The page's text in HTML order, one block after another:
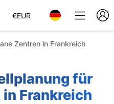
€EUR
Zentren in Frankreich
für
Frankreich